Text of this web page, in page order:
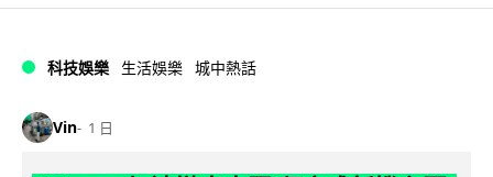
科技娛樂 生活娛樂 城中熱話
Vin 1 日